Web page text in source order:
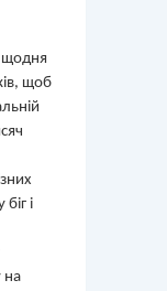
щодня
щоб
і
на